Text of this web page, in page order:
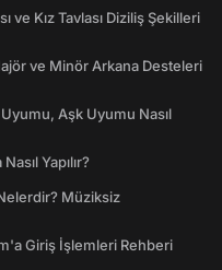
ve Kız Tavlası Diziliş Şekilleri
ve Minör Arkana Desteleri
Aşk Uyumu Nasıl
Yapılır?
Müziksiz
Giriş İşlemleri Rehberi